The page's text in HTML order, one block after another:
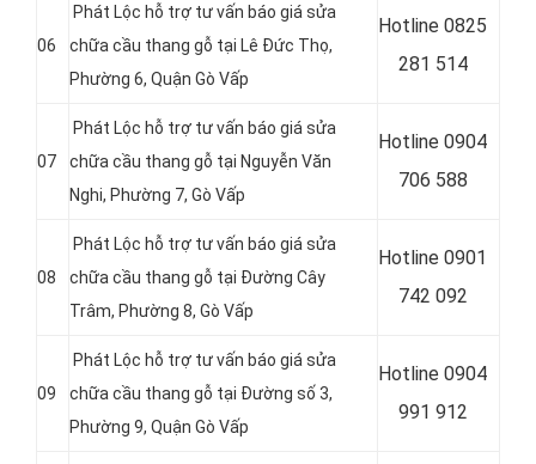
06
Phát Lộc hỗ trợ tư vấn báo giá sửa
chữa cầu thang gỗ tại Lê Đức Thọ,
Phường 6, Quận Gò Vấp
Hotline 0825
281 514
07
Phát Lộc hỗ trợ tư vấn báo giá sửa
chữa cầu thang gỗ tại Nguyễn Văn
Nghi, Phường 7, Gò Vấp
Hotline 0904
706 588
08
Phát Lộc hỗ trợ tư vấn báo giá sửa
chữa cầu thang gỗ tại Đường Cây
Trâm, Phường 8, Gò Vấp
Hotline 0901
742 092
09
Phát Lộc hỗ trợ tư vấn báo giá sửa
chữa cầu thang gỗ tại Đường số 3,
Phường 9, Quận Gò Vấp
Hotline 0904
991 912